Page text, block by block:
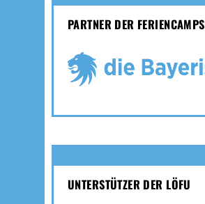
PARTNER DER FERIENCAMPS
UNTERSTÜTZER DER LÖFU